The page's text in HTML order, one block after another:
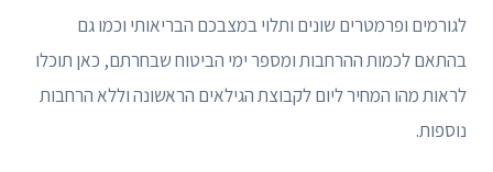
לגורמים ופרמטרים שונים ותלוי במצבכם הבריאותי וכמו גם
בהתאם לכמות ההרחבות ומספר ימי הביטוח שבחרתם, כאן תוכלו
לראות מהו המחיר ליום לקבוצת הגילאים הראשונה וללא הרחבות
נוספות.